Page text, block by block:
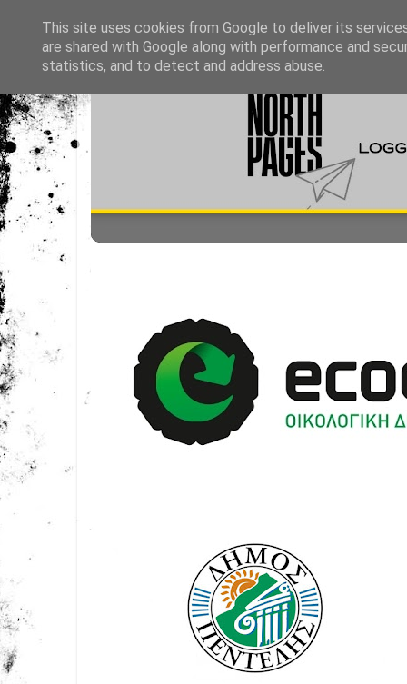
This site uses cookies from Google to deliver its
are shared with Google along with performance and
statistics, and to detect and address abuse.